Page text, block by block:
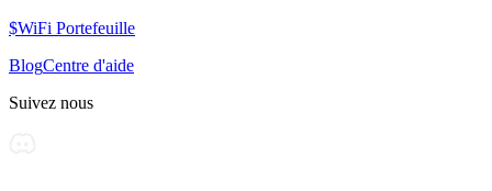
$WiFi Portefeuille
BlogCentre d'aide
Suivez nous